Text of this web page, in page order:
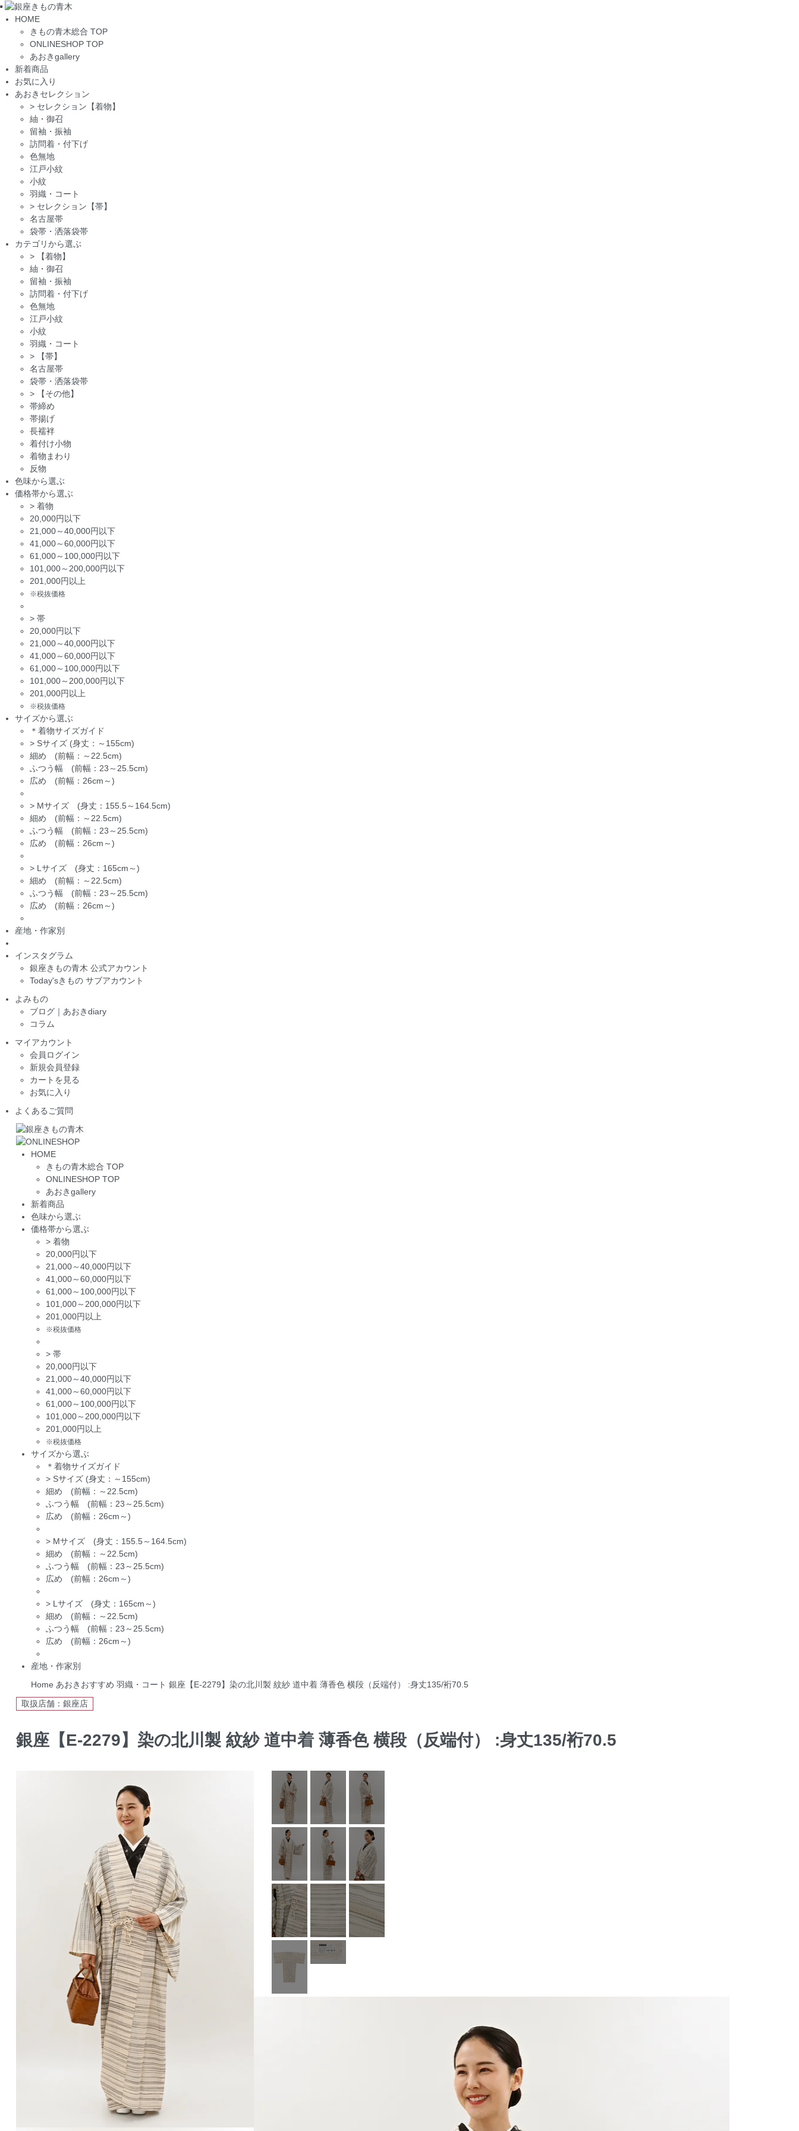
Toggle
navigation
HOME
きもの青木総合 TOP
ONLINESHOP TOP
あおきgallery
新着商品
お気に入り
あおきセレクション
> セレクション【着物】
紬・御召
留袖・振袖
訪問着・付下げ
色無地
江戸小紋
小紋
羽織・コート
> セレクション【帯】
名古屋帯
袋帯・洒落袋帯
カテゴリから選ぶ
>
【着物】
紬・御召
留袖・振袖
訪問着・付下げ
色無地
江戸小紋
小紋
羽織・コート
>
【帯】
名古屋帯
袋帯・洒落袋帯
>
【その他】
帯締め
帯揚げ
長襦袢
着付け小物
着物まわり
反物
色味から選ぶ
価格帯から選ぶ
> 着物
20,000円以下
21,000～40,000円以下
41,000～60,000円以下
61,000～100,000円以下
101,000～200,000円以下
201,000円以上
※税抜価格
> 帯
20,000円以下
21,000～40,000円以下
41,000～60,000円以下
61,000～100,000円以下
101,000～200,000円以下
201,000円以上
※税抜価格
サイズから選ぶ
＊着物サイズガイド
> Sサイズ (身丈：～155cm)
細め (前幅：～22.5cm)
ふつう幅 (前幅：23～25.5cm)
広め (前幅：26cm～)
> Mサイズ (身丈：155.5～164.5cm)
細め (前幅：～22.5cm)
ふつう幅 (前幅：23～25.5cm)
広め (前幅：26cm～)
> Lサイズ (身丈：165cm～)
細め (前幅：～22.5cm)
ふつう幅 (前幅：23～25.5cm)
広め (前幅：26cm～)
産地・作家別
インスタグラム
銀座きもの青木 公式アカウント
Today'sきもの サブアカウント
よみもの
ブログ｜あおきdiary
コラム
マイアカウント
会員ログイン
新規会員登録
カートを見る
お気に入り
よくあるご質問
HOME
きもの青木総合 TOP
ONLINESHOP TOP
あおきgallery
新着商品
色味から選ぶ
価格帯から選ぶ
> 着物
20,000円以下
21,000～40,000円以下
41,000～60,000円以下
61,000～100,000円以下
101,000～200,000円以下
201,000円以上
※税抜価格
> 帯
20,000円以下
21,000～40,000円以下
41,000～60,000円以下
61,000～100,000円以下
101,000～200,000円以下
201,000円以上
※税抜価格
サイズから選ぶ
＊着物サイズガイド
> Sサイズ (身丈：～155cm)
細め (前幅：～22.5cm)
ふつう幅 (前幅：23～25.5cm)
広め (前幅：26cm～)
> Mサイズ (身丈：155.5～164.5cm)
細め (前幅：～22.5cm)
ふつう幅 (前幅：23～25.5cm)
広め (前幅：26cm～)
> Lサイズ (身丈：165cm～)
細め (前幅：～22.5cm)
ふつう幅 (前幅：23～25.5cm)
広め (前幅：26cm～)
産地・作家別
Home あおきおすすめ 羽織・コート 銀座【E-2279】染の北川製 紋紗 道中着 薄香色 横段（反端付） :身丈135/裄70.5
取扱店舗：銀座店
銀座【E-2279】染の北川製 紋紗 道中着 薄香色 横段（反端付） :身丈135/裄70.5